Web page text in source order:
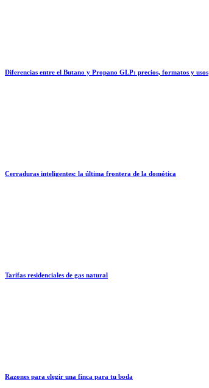
Diferencias entre el Butano y Propano GLP: precios, formatos y usos
Cerraduras inteligentes: la última frontera de la domótica
Tarifas residenciales de gas natural
Razones para elegir una finca para tu boda